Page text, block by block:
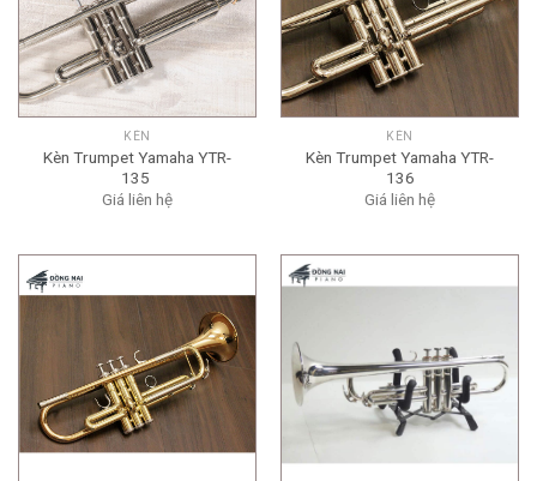
KÈN
Kèn Trumpet Yamaha YTR-
135
Giá liên hệ
KÈN
Kèn Trumpet Yamaha YTR-
136
Giá liên hệ